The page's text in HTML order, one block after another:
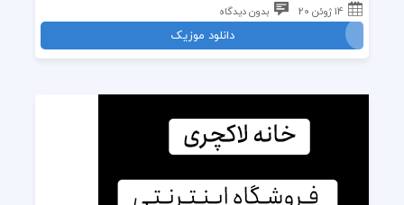
14 ژوئن 20 بدون دیدگاه
دانلود موزیک